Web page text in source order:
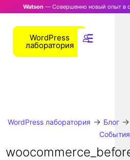
Watson— Совершенно новый опыт в
WordPress
лаборатория
WordPress лаборатория → Блог→
События